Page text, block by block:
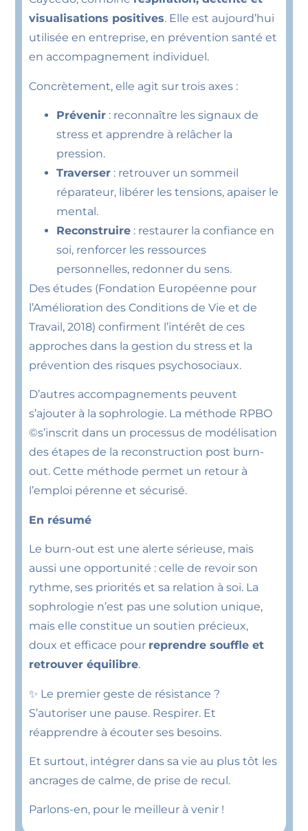
visualisations positives. Elle est aujourd’hui
utilisée en entreprise, en prévention santé et
en accompagnement individuel.
Concrètement, elle agit sur trois axes :
Prévenir : reconnaître les signaux de
stress et apprendre à relâcher la
pression.
Traverser : retrouver un sommeil
réparateur, libérer les tensions, apaiser le
mental.
Reconstruire : restaurer la confiance en
soi, renforcer les ressources
personnelles, redonner du sens.
Des études (Fondation Européenne pour
l’Amélioration des Conditions de Vie et de
Travail, 2018) confirment l’intérêt de ces
approches dans la gestion du stress et la
prévention des risques psychosociaux.
D’autres accompagnements peuvent
s’ajouter à la sophrologie. La méthode RPBO
©s’inscrit dans un processus de modélisation
des étapes de la reconstruction post burn-
out. Cette méthode permet un retour à
l’emploi pérenne et sécurisé.
En résumé
Le burn-out est une alerte sérieuse, mais
aussi une opportunité : celle de revoir son
rythme, ses priorités et sa relation à soi. La
sophrologie n’est pas une solution unique,
mais elle constitue un soutien précieux,
doux et efficace pour reprendre souffle et
retrouver équilibre.
✨ Le premier geste de résistance ?
S’autoriser une pause. Respirer. Et
réapprendre à écouter ses besoins.
Et surtout, intégrer dans sa vie au plus tôt les
ancrages de calme, de prise de recul.
Parlons-en, pour le meilleur à venir !